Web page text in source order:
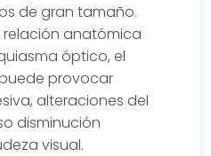
de gran tamaño.
anatómica
óptico, el
provocar
alteraciones del
disminución
visual.